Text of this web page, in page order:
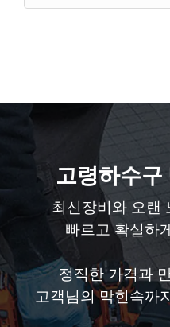
고령하수
최신장비와 오랜
빠르고 확실하
정직한 가격과
고객님의 막힌속까